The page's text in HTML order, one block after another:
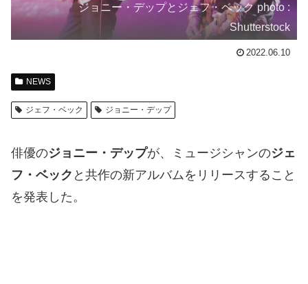
ジョニー・デップとジェフ・ベック photo :
Shutterstock
2022.06.10
NEWS
ジェフ・ベック ジョニー・デップ
俳優のジョニー・デップが、ミュージシャンのジェ
フ・ベック と共作の新アルバムをリリースすること
を発表した。